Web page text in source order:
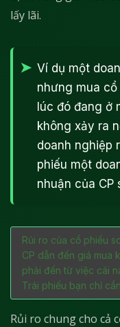
lấy lãi.
Ví dụ một
nhưng mua
lúc đó đang ở
không xảy ra
doanh nghiệp
phiếu một
nhuận của CP
Rủi ro của cổ phiếu
CP dẫn đến giá mua
phải đến từ việc cái
Trái phiếu bạn chỉ
Rủi ro chung cho cả